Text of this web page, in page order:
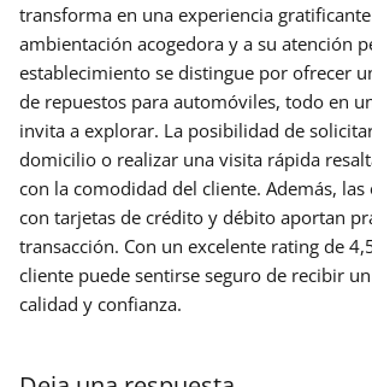
transforma en una experiencia gratificante
ambientación acogedora y a su atención
establecimiento se distingue por ofrecer
de repuestos para automóviles, todo en
invita a explorar. La posibilidad de
domicilio o realizar una visita rápida
con la comodidad del cliente. Además, las
con tarjetas de crédito y débito aportan
transacción. Con un excelente rating de
cliente puede sentirse seguro de recibir
calidad y confianza.